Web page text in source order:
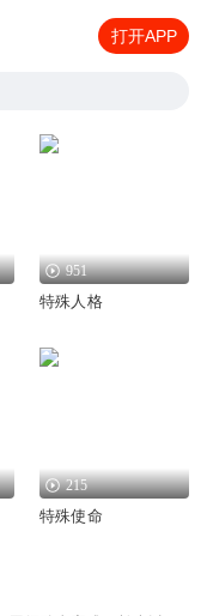
打开APP
951
特殊人格
215
特殊使命